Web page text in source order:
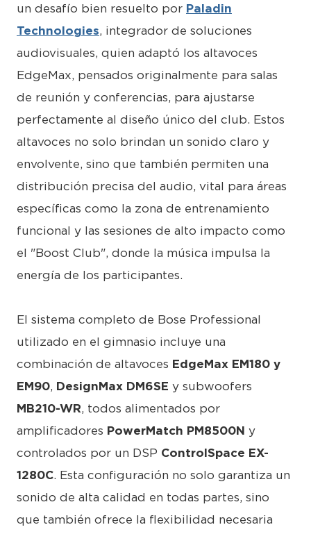
un desafío bien resuelto por Paladin
Technologies, integrador de soluciones
audiovisuales, quien adaptó los altavoces
EdgeMax, pensados originalmente para salas
de reunión y conferencias, para ajustarse
perfectamente al diseño único del club. Estos
altavoces no solo brindan un sonido claro y
envolvente, sino que también permiten una
distribución precisa del audio, vital para áreas
específicas como la zona de entrenamiento
funcional y las sesiones de alto impacto como
el "Boost Club", donde la música impulsa la
energía de los participantes.
El sistema completo de Bose Professional
utilizado en el gimnasio incluye una
combinación de altavoces EdgeMax EM180 y
EM90, DesignMax DM6SE y subwoofers
MB210-WR, todos alimentados por
amplificadores PowerMatch PM8500N y
controlados por un DSP ControlSpace EX-
1280C. Esta configuración no solo garantiza un
sonido de alta calidad en todas partes, sino
que también ofrece la flexibilidad necesaria